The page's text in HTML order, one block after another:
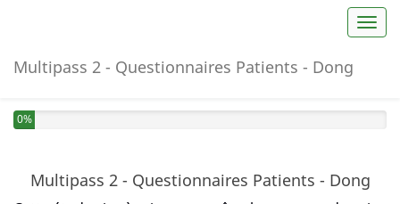
Multipass 2 - Questionnaires Patients - Dong
0%
Multipass 2 - Questionnaires Patients - Dong